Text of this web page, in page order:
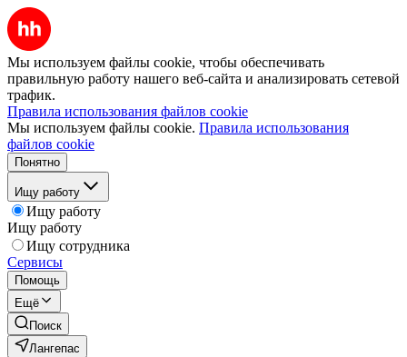
Мы используем файлы cookie, чтобы обеспечивать
правильную работу нашего веб-сайта и анализировать сетевой
трафик.
Правила использования файлов cookie
Мы используем файлы cookie. Правила использования
файлов cookie
Понятно
Ищу работу
Ищу работу
Ищу работу
Ищу сотрудника
Сервисы
Помощь
Ещё
Поиск
Лангепас